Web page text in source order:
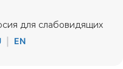
для слабовидящих
EN